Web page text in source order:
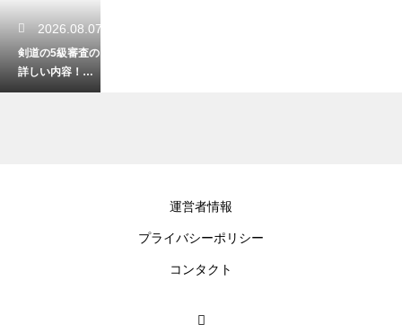
2026.08.07
剣道の5級審査の
詳しい内容！初
心者が合格を目
運営者情報
プライバシーポリシー
コンタクト